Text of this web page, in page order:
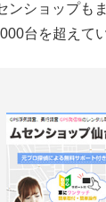
ンショップも
台を超えて